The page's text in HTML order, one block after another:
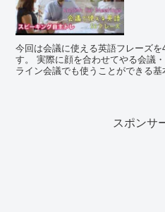
今回は会議に使える英語フレーズ
す。 実際に顔を合わせてやる会議
ライン会議でも使うことができる基
ぜひYouTube動画と合わせてスピ
スポンサ